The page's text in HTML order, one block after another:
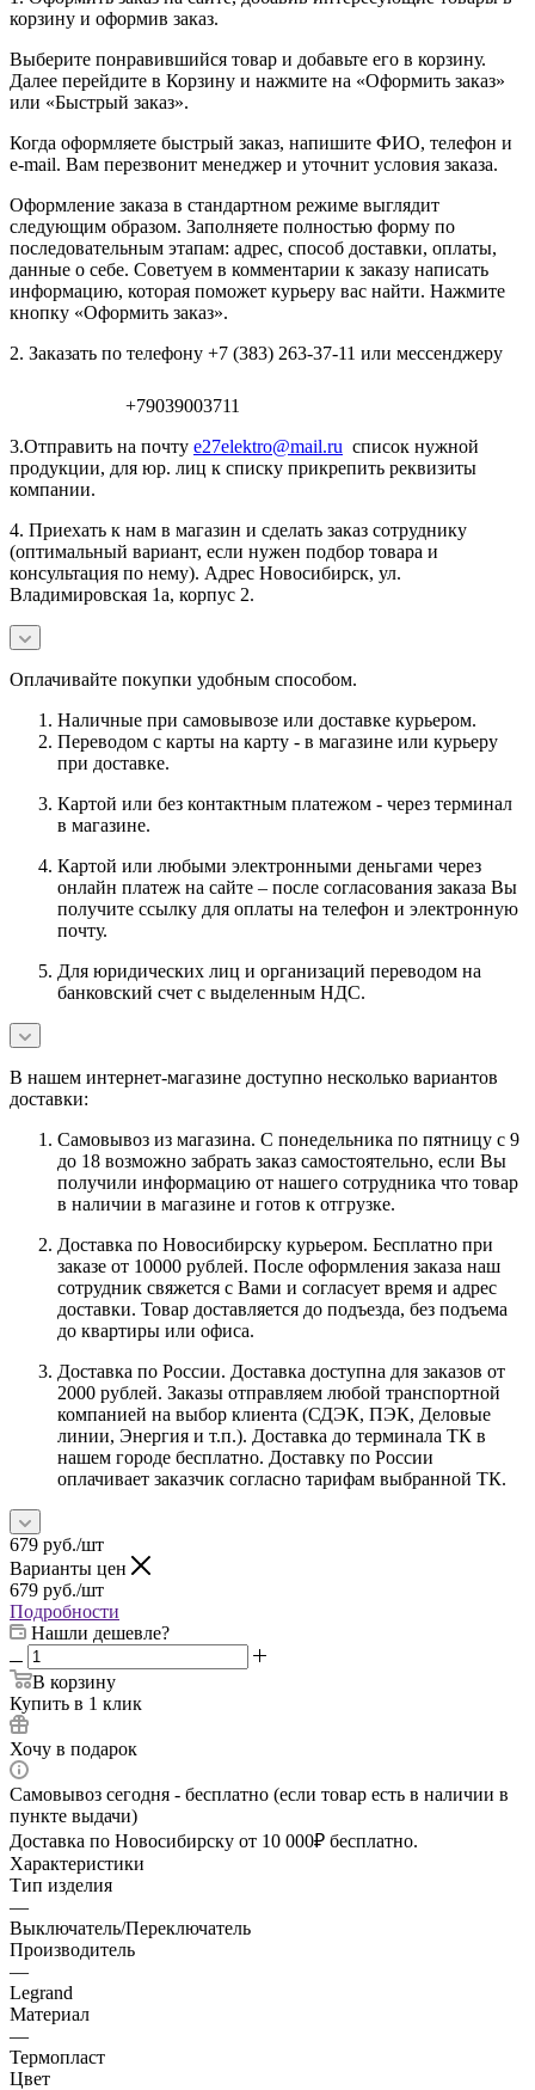
корзину и оформив заказ.
Выберите понравившийся товар и добавьте его в корзину.
Далее перейдите в Корзину и нажмите на «Оформить заказ»
или «Быстрый заказ».
Когда оформляете быстрый заказ, напишите ФИО, телефон и
e-mail. Вам перезвонит менеджер и уточнит условия заказа.
Оформление заказа в стандартном режиме выглядит
следующим образом. Заполняете полностью форму по
последовательным этапам: адрес, способ доставки, оплаты,
данные о себе. Советуем в комментарии к заказу написать
информацию, которая поможет курьеру вас найти. Нажмите
кнопку «Оформить заказ».
2. Заказать по телефону +7 (383) 263-37-11 или мессенджеру
+79039003711
3.Отправить на почту e27elektro@mail.ru список нужной
продукции, для юр. лиц к списку прикрепить реквизиты
компании.
4. Приехать к нам в магазин и сделать заказ сотруднику
(оптимальный вариант, если нужен подбор товара и
консультация по нему). Адрес Новосибирск, ул.
Владимировская 1а, корпус 2.
Оплачивайте покупки удобным способом.
Наличные при самовывозе или доставке курьером.
Переводом с карты на карту - в магазине или курьеру
при доставке.
Картой или без контактным платежом - через терминал
в магазине.
Картой или любыми электронными деньгами через
онлайн платеж на сайте – после согласования заказа Вы
получите ссылку для оплаты на телефон и электронную
почту.
Для юридических лиц и организаций переводом на
банковский счет с выделенным НДС.
В нашем интернет-магазине доступно несколько вариантов
доставки:
Самовывоз из магазина. С понедельника по пятницу с 9
до 18 возможно забрать заказ самостоятельно, если Вы
получили информацию от нашего сотрудника что товар
в наличии в магазине и готов к отгрузке.
Доставка по Новосибирску курьером. Бесплатно при
заказе от 10000 рублей. После оформления заказа наш
сотрудник свяжется с Вами и согласует время и адрес
доставки. Товар доставляется до подъезда, без подъема
до квартиры или офиса.
Доставка по России. Доставка доступна для заказов от
2000 рублей. Заказы отправляем любой транспортной
компанией на выбор клиента (СДЭК, ПЭК, Деловые
линии, Энергия и т.п.). Доставка до терминала ТК в
нашем городе бесплатно. Доставку по России
оплачивает заказчик согласно тарифам выбранной ТК.
679 руб./шт
Варианты цен
679 руб./шт
Подробности
Нашли дешевле?
В корзину
Купить в 1 клик
Хочу в подарок
Самовывоз сегодня - бесплатно (если товар есть в наличии в
пункте выдачи)
Доставка по Новосибирску от 10 000₽ бесплатно.
Характеристики
Тип изделия
—
Выключатель/Переключатель
Производитель
—
Legrand
Материал
—
Термопласт
Цвет